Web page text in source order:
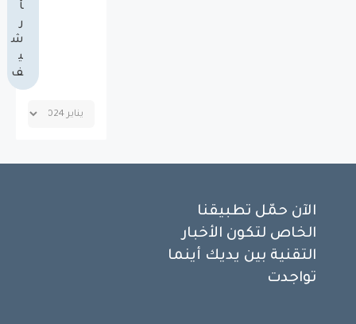
أ
ر
ش
ي
ف
الآن حمّل تطبيقنا
الخاص لتكون الأخبار
التقنية بين يديك أينما
تواجدت